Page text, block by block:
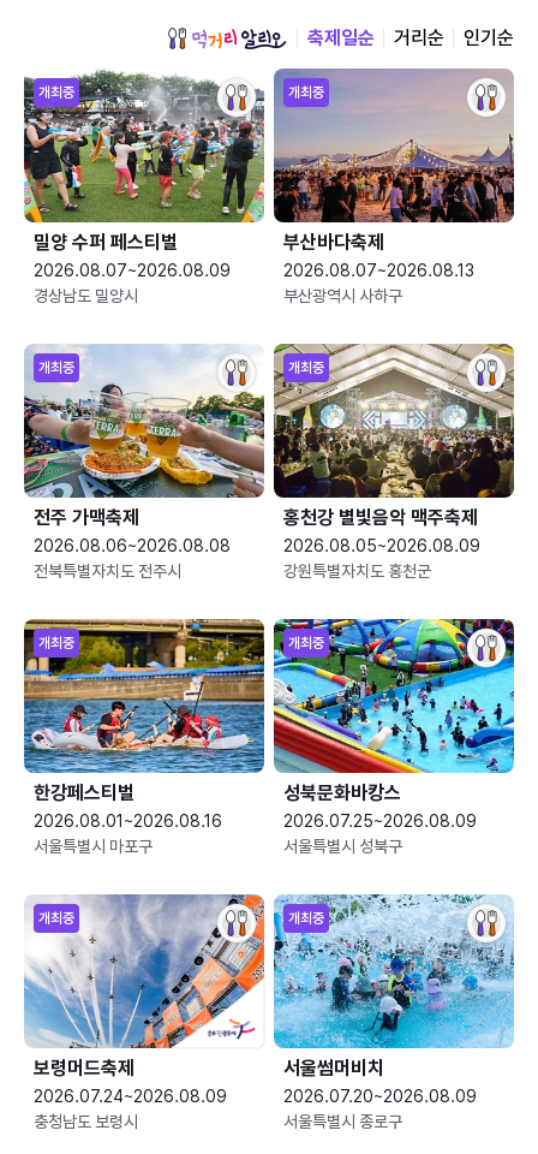
축제일순 거리순 인기순
개최중
밀양 수퍼 페스티벌
2026.08.07~2026.08.09
경상남도 밀양시
개최중
부산바다축제
2026.08.07~2026.08.13
부산광역시 사하구
개최중
전주 가맥축제
2026.08.06~2026.08.08
전북특별자치도 전주시
개최중
홍천강 별빛음악 맥주축제
2026.08.05~2026.08.09
강원특별자치도 홍천군
개최중
한강페스티벌
2026.08.01~2026.08.16
서울특별시 마포구
개최중
성북문화바캉스
2026.07.25~2026.08.09
서울특별시 성북구
개최중
보령머드축제
2026.07.24~2026.08.09
충청남도 보령시
개최중
서울썸머비치
2026.07.20~2026.08.09
서울특별시 종로구